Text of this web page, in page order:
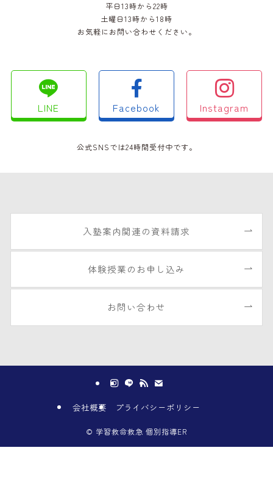
平日13時から22時
土曜日13時から18時
お気軽にお問い合わせください。
LINE Facebook Instagram
公式SNSでは24時間受付中です。
入塾案内関連の資料請求
体験授業のお申し込み
お問い合わせ
会社概要 プライバシーポリシー
© 学習救命救急 個別指導ER